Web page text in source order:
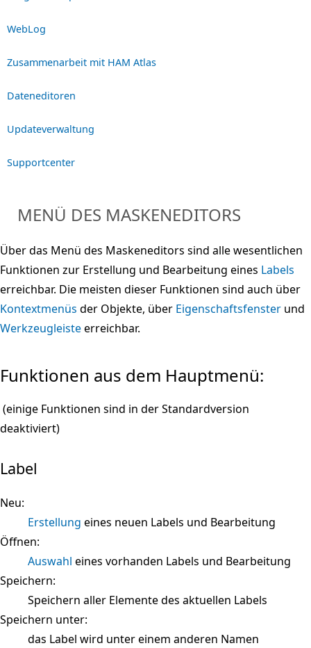
WebLog
Zusammenarbeit mit HAM Atlas
Dateneditoren
Updateverwaltung
Supportcenter
MENÜ DES MASKENEDITORS
Über das Menü des Maskeneditors sind alle wesentlichen
Funktionen zur Erstellung und Bearbeitung eines Labels
erreichbar. Die meisten dieser Funktionen sind auch über
Kontextmenüs der Objekte, über Eigenschaftsfenster und
Werkzeugleisteerreichbar.
Funktionen aus dem Hauptmenü:
(einige Funktionen sind in der Standardversion
deaktiviert)
Label
Neu:
Erstellung eines neuen Labels und Bearbeitung
Öffnen:
Auswahl eines vorhanden Labels und Bearbeitung
Speichern:
Speichern aller Elemente des aktuellen Labels
Speichern unter:
das Label wird unter einem anderen Namen